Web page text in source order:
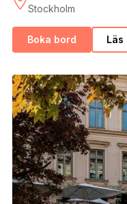
Stockholm
Boka bord Läs